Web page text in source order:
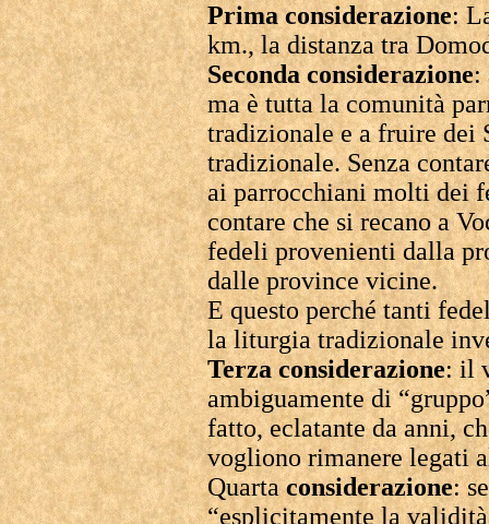
Prima considerazione:
km., la distanza tra
Seconda considerazione:
ma è tutta la comunità
tradizionale e a fruire dei
tradizionale. Senza
ai parrocchiani molti dei
contare che si recano a
fedeli provenienti dalla
dalle province vicine.
E questo perché tanti
la liturgia tradizionale
Terza considerazione: il
ambiguamente di
fatto, eclatante da anni,
vogliono rimanere legati
Quartaconsiderazione:
“esplicitamente la